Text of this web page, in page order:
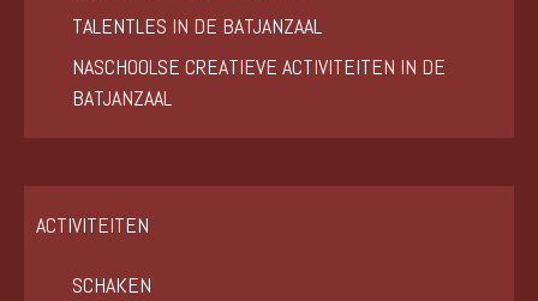
TALENTLES IN DE BATJANZAAL
NASCHOOLSE CREATIEVE ACTIVITEITEN IN DE
BATJANZAAL
ACTIVITEITEN
SCHAKEN